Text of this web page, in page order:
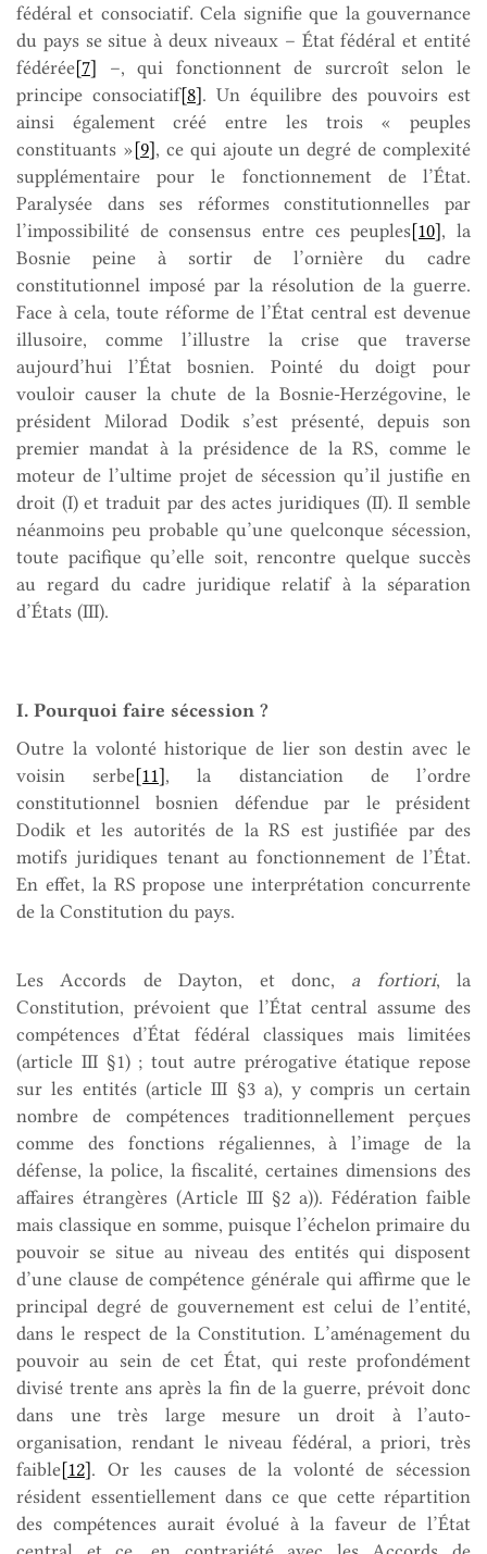
fédéral et consociatif. Cela signifie que la gouvernance
du pays se situe à deux niveaux – État fédéral et entité
fédérée[7] –, qui fonctionnent de surcroît selon le
principe consociatif[8]. Un équilibre des pouvoirs est
ainsi également créé entre les trois « peuples
constituants »[9], ce qui ajoute un degré de complexité
supplémentaire pour le fonctionnement de l’État.
Paralysée dans ses réformes constitutionnelles par
l’impossibilité de consensus entre ces peuples[10], la
Bosnie peine à sortir de l’ornière du cadre
constitutionnel imposé par la résolution de la guerre.
Face à cela, toute réforme de l’État central est devenue
illusoire, comme l’illustre la crise que traverse
aujourd’hui l’État bosnien. Pointé du doigt pour
vouloir causer la chute de la Bosnie-Herzégovine, le
président Milorad Dodik s’est présenté, depuis son
premier mandat à la présidence de la RS, comme le
moteur de l’ultime projet de sécession qu’il justifie en
droit (I) et traduit par des actes juridiques (II). Il semble
néanmoins peu probable qu’une quelconque sécession,
toute pacifique qu’elle soit, rencontre quelque succès
au regard du cadre juridique relatif à la séparation
d’États (III).
I. Pourquoi faire sécession ?
Outre la volonté historique de lier son destin avec le
voisin serbe[11], la distanciation de l’ordre
constitutionnel bosnien défendue par le président
Dodik et les autorités de la RS est justifiée par des
motifs juridiques tenant au fonctionnement de l’État.
En effet, la RS propose une interprétation concurrente
de la Constitution du pays.
Les Accords de Dayton, et donc, a fortiori, la
Constitution, prévoient que l’État central assume des
compétences d’État fédéral classiques mais limitées
(article III §1) ; tout autre prérogative étatique repose
sur les entités (article III §3 a), y compris un certain
nombre de compétences traditionnellement perçues
comme des fonctions régaliennes, à l’image de la
défense, la police, la fiscalité, certaines dimensions des
affaires étrangères (Article III §2 a)). Fédération faible
mais classique en somme, puisque l’échelon primaire du
pouvoir se situe au niveau des entités qui disposent
d’une clause de compétence générale qui affirme que le
principal degré de gouvernement est celui de l’entité,
dans le respect de la Constitution. L’aménagement du
pouvoir au sein de cet État, qui reste profondément
divisé trente ans après la fin de la guerre, prévoit donc
dans une très large mesure un droit à l’auto-
organisation, rendant le niveau fédéral, a priori, très
faible[12]. Or les causes de la volonté de sécession
résident essentiellement dans ce que cette répartition
des compétences aurait évolué à la faveur de l’État